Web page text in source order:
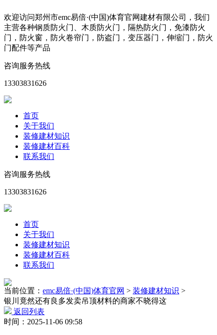
欢迎访问郑州市emc易倍·(中国)体育官网建材有限公司，我们
主营各种钢质防火门、木质防火门，隔热防火门，免漆防火
门，防火窗，防火卷帘门，防盗门，变压器门，伸缩门，防火
门配件等产品
咨询服务热线
13303831626
首页
关于我们
装修建材知识
装修建材百科
联系我们
咨询服务热线
13303831626
首页
关于我们
装修建材知识
装修建材百科
联系我们
当前位置： emc易倍·(中国)体育官网 > 装修建材知识 >
银川竟然还有良多发卖吊顶材料的商家不晓得这
返回列表
时间：2025-11-06 09:58